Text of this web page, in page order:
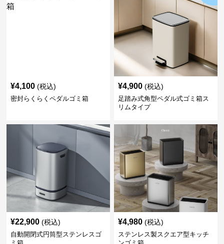
¥4,100 (税込)
密封らくらくペダルゴミ箱
¥4,900 (税込)
足踏み式角型ペダル式ゴミ箱ス
リムタイプ
¥22,900 (税込)
自動開閉式円筒型ステンレスゴ
¥4,980 (税込)
ステンレス製スクエア型キッチ